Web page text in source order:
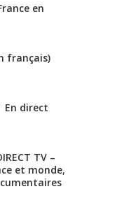
en
français)
En direct
TV –
et monde,